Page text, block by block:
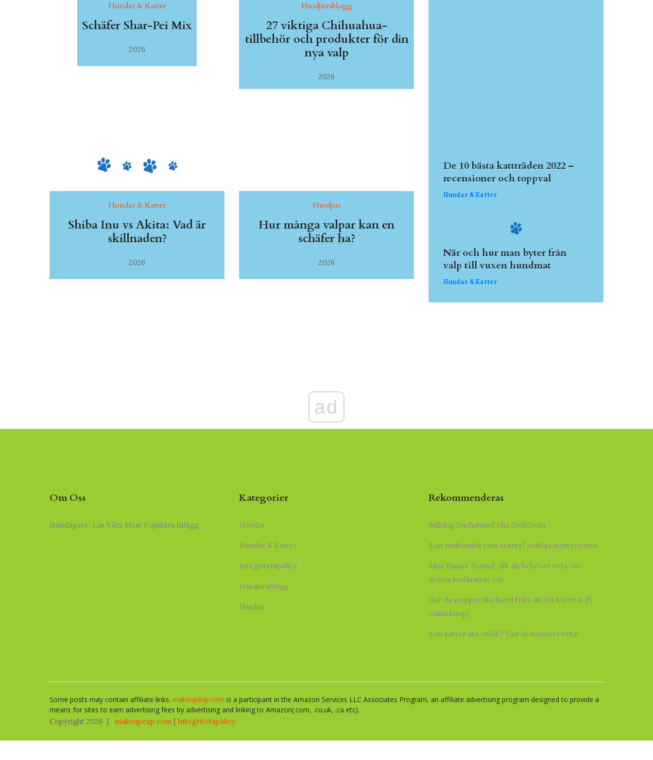
Hundar & Katter
Schäfer Shar-Pei Mix
2026
Husdjursblogg
27 viktiga Chihuahua-
tillbehör och produkter för din
nya valp
2026
Hundar & Katter
Shiba Inu vs Akita: Vad är
skillnaden?
2026
Husdjur
Hur många valpar kan en
schäfer ha?
2026
De 10 bästa kattträden 2022 –
recensioner och toppval
Hundar & Katter
När och hur man byter från
valp till vuxen hundmat
Hundar & Katter
ad
Om Oss
Hundägare. Läs Våra Mest Populära Inlägg.
Kategorier
Hundar
Hundar & Katter
Integritetspolicy
Husdjursblogg
Husdjur
Rekommenderas
Bulldog Dachshund Mix (Bulldach)
Kan maltesiska vara svarta? Avslöja mysterierna!
Mini Basset Hound: Allt du behöver veta om
denna bedårande ras
Hur du stoppar din hund från att äta kattmat (5
enkla knep)
Kan katter äta vitlök? Vad du behöver veta!
Some posts may contain affiliate links. makeupexp.com is a participant in the Amazon Services LLC Associates Program, an affiliate advertising program designed to provide a
means for sites to earn advertising fees by advertising and linking to Amazon(.com, .co.uk, .ca etc).
Copyright 2026 | makeupexp.com | Integritetspolicy